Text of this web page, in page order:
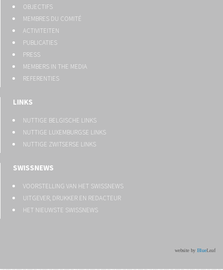
OBJECTIFS
MEMBRES DU COMITÉ
ACTIVITEITEN
PUBLICATIES
PRESS
MEMBERS IN THE MEDIA
REFERENTIES
LINKS
NUTTIGE BELGISCHE LINKS
NUTTIGE LUXEMBURGSE LINKS
NUTTIGE ZWITSERSE LINKS
SWISSNEWS
VOORSTELLING VAN HET SWISSNEWS
UITGEVER, DRUKKER EN REDACTEUR
HET NIEUWSTE SWISSNEWS
website by BlueLeaf